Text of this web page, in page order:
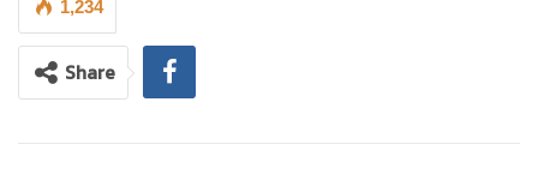
เคลื่อนยอดขายขององค์กรให้เติบโตขึ้นอย่างต่อเนื่องจากความ
สำเร็จในปีที่แล้ว และเพื่อให้สอดรับเข้ากับความต้องการของผู้บริโภค
ในยุค New Normal ได้อย่างครอบคลุม
1,234
Share